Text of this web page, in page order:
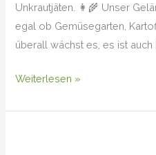
Unkrautjäten. 👩‍🌾 Unser
egal ob Gemüsegarten,
überall wächst es, es ist auch
Weiterlesen »